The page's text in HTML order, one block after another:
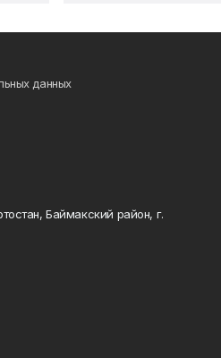
данных
Баймакский район, г.